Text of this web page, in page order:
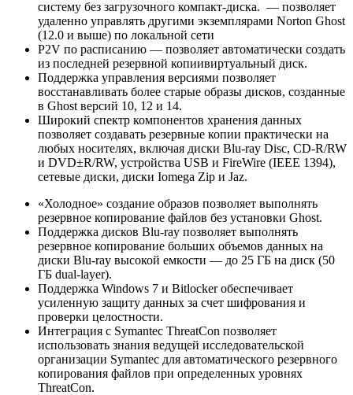
систему без загрузочного компакт-диска. — позволяет
удаленно управлять другими экземплярами Norton Ghost
(12.0 и выше) по локальной сети
P2V по расписанию — позволяет автоматически создать
из последней резервной копиивиртуальный диск.
Поддержка управления версиями позволяет
восстанавливать более старые образы дисков, созданные
в Ghost версий 10, 12 и 14.
Широкий спектр компонентов хранения данных
позволяет создавать резервные копии практически на
любых носителях, включая диски Blu-ray Disc, CD-R/RW
и DVD±R/RW, устройства USB и FireWire (IEEE 1394),
сетевые диски, диски Iomega Zip и Jaz.
«Холодное» создание образов позволяет выполнять
резервное копирование файлов без установки Ghost.
Поддержка дисков Blu-ray позволяет выполнять
резервное копирование больших объемов данных на
диски Blu-ray высокой емкости — до 25 ГБ на диск (50
ГБ dual-layer).
Поддержка Windows 7 и Bitlocker обеспечивает
усиленную защиту данных за счет шифрования и
проверки целостности.
Интеграция с Symantec ThreatCon позволяет
использовать знания ведущей исследовательской
организации Symantec для автоматического резервного
копирования файлов при определенных уровнях
ThreatCon.